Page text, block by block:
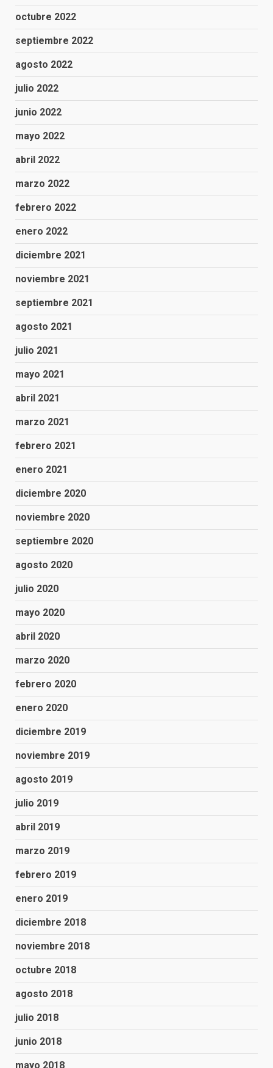
octubre 2022
septiembre 2022
agosto 2022
julio 2022
junio 2022
mayo 2022
abril 2022
marzo 2022
febrero 2022
enero 2022
diciembre 2021
noviembre 2021
septiembre 2021
agosto 2021
julio 2021
mayo 2021
abril 2021
marzo 2021
febrero 2021
enero 2021
diciembre 2020
noviembre 2020
septiembre 2020
agosto 2020
julio 2020
mayo 2020
abril 2020
marzo 2020
febrero 2020
enero 2020
diciembre 2019
noviembre 2019
agosto 2019
julio 2019
abril 2019
marzo 2019
febrero 2019
enero 2019
diciembre 2018
noviembre 2018
octubre 2018
agosto 2018
julio 2018
junio 2018
mayo 2018